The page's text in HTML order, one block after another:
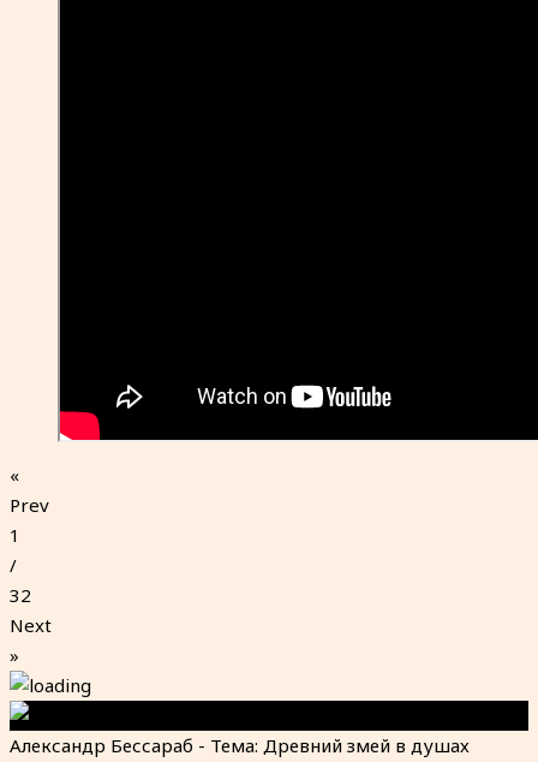
«
Prev
1
/
32
Next
»
Александр Бессараб - Тема: Древний змей в душах